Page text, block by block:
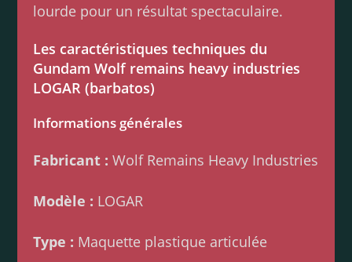
lourde pour un résultat spectaculaire.
Les caractéristiques techniques du
Gundam Wolf remains heavy industries
LOGAR (barbatos)
Informations générales
Fabricant : Wolf Remains Heavy Industries
Modèle : LOGAR
Type : Maquette plastique articulée